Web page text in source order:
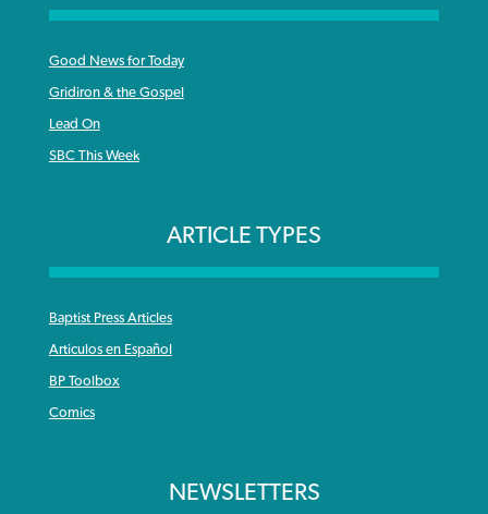
Good News for Today
Gridiron & the Gospel
Lead On
SBC This Week
ARTICLE TYPES
Baptist Press Articles
Articulos en Español
BP Toolbox
Comics
NEWSLETTERS